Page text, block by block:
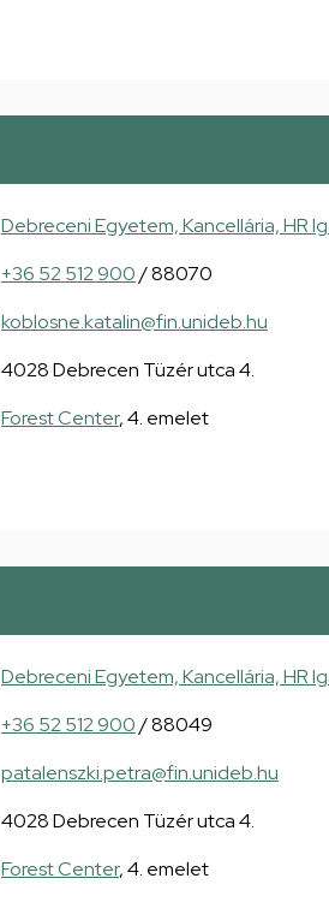
Debreceni Egyetem, Kancellária, HR
+36 52 512 900/ 88070
koblosne.katalin@fin.unideb.hu
4028 Debrecen Tüzér utca 4.
Forest Center, 4. emelet
Debreceni Egyetem, Kancellária, HR
+36 52 512 900/ 88049
patalenszki.petra@fin.unideb.hu
4028 Debrecen Tüzér utca 4.
Forest Center, 4. emelet